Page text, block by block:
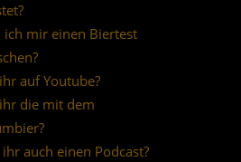
ich mir einen Biertest
auf Youtube?
die mit dem
auch einen Podcast?